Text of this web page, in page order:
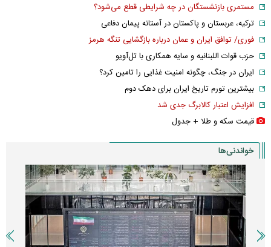
مستمری بازنشستگان در چه شرایطی قطع می‌شود؟
ترکیه، عربستان و پاکستان در آستانه پیمان دفاعی
فوری/ توافق ایران و عمان درباره بازگشایی تنگه هرمز
حزب قوات اللبنانیه و سایه همکاری با تل‌آویو
ایران در جنگ، چگونه امنیت غذایی را تامین کرد؟
بیشترین تورم تاریخ ایران برای دهک دوم
افزایش اعتبار کالابرگ جدی شد
قیمت سکه و طلا + جدول
خواندنی‌ها